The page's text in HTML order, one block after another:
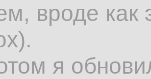
вроде как
я